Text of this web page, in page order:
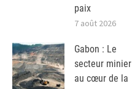
paix
7 août 2026
Gabon : Le
secteur minier
au cœur de la